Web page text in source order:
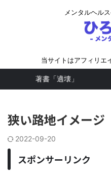
メンタルヘル
当サイトはアフィリエ
著書「適壊」
狭い路地イメージ
2022-09-20
スポンサーリンク